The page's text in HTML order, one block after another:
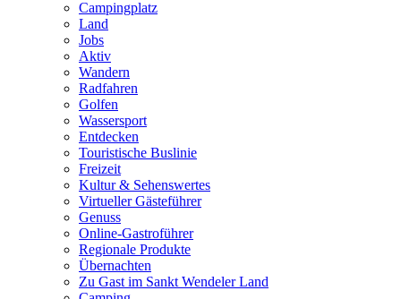
Campingplatz
Land
Jobs
Aktiv
Wandern
Radfahren
Golfen
Wassersport
Entdecken
Touristische Buslinie
Freizeit
Kultur & Sehenswertes
Virtueller Gästeführer
Genuss
Online-Gastroführer
Regionale Produkte
Übernachten
Zu Gast im Sankt Wendeler Land